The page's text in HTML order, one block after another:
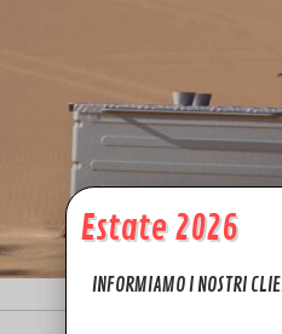
Estate 2026
INFORMIAMO I NOSTRI